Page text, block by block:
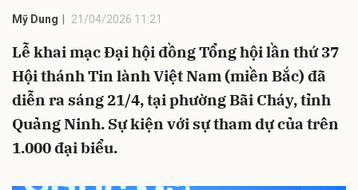
Mỹ Dung 21/04/2026 11:21
Lễ khai mạc Đại hội đồng Tổng hội lần thứ 37
Hội thánh Tin lành Việt Nam (miền Bắc) đã
diễn ra sáng 21/4, tại phường Bãi Cháy, tỉnh
Quảng Ninh. Sự kiện với sự tham dự của trên
1.000 đại biểu.